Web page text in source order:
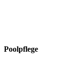
Poolpflege